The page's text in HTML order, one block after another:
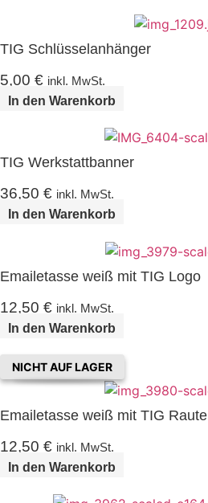
TIG Schlüsselanhänger
5,00 € inkl. MwSt.
In den Warenkorb
TIG Werkstattbanner
36,50 € inkl. MwSt.
In den Warenkorb
Emailetasse weiß mit TIG Logo
12,50 € inkl. MwSt.
In den Warenkorb
NICHT AUF LAGER
Emailetasse weiß mit TIG Raute
12,50 € inkl. MwSt.
In den Warenkorb